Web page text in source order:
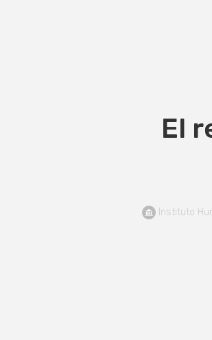
El
Instituto